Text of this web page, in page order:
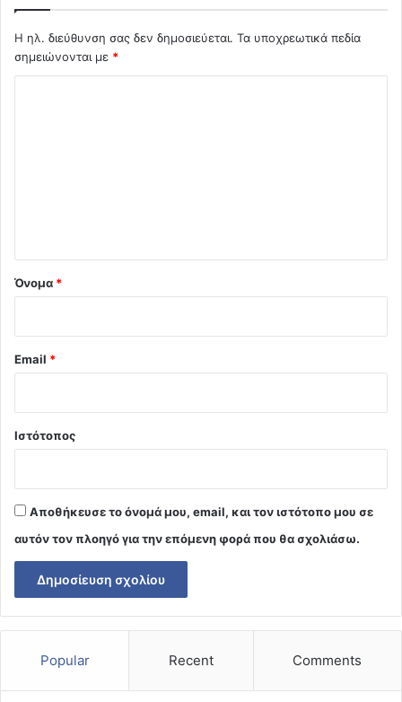
Η ηλ. διεύθυνση σας δεν δημοσιεύεται. Τα υποχρεωτικά πεδία
σημειώνονται με *
Όνομα *
Email *
Ιστότοπος
Αποθήκευσε το όνομά μου, email, και τον ιστότοπο μου σε
αυτόν τον πλοηγό για την επόμενη φορά που θα σχολιάσω.
Popular Recent Comments